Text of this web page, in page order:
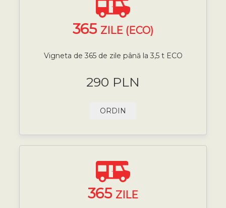
365 ZILE (ECO)
Vigneta de 365 de zile până la 3,5 t ECO
290 PLN
ORDIN
365 ZILE